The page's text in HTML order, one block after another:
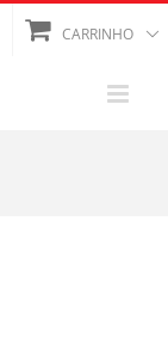
CARRINHO